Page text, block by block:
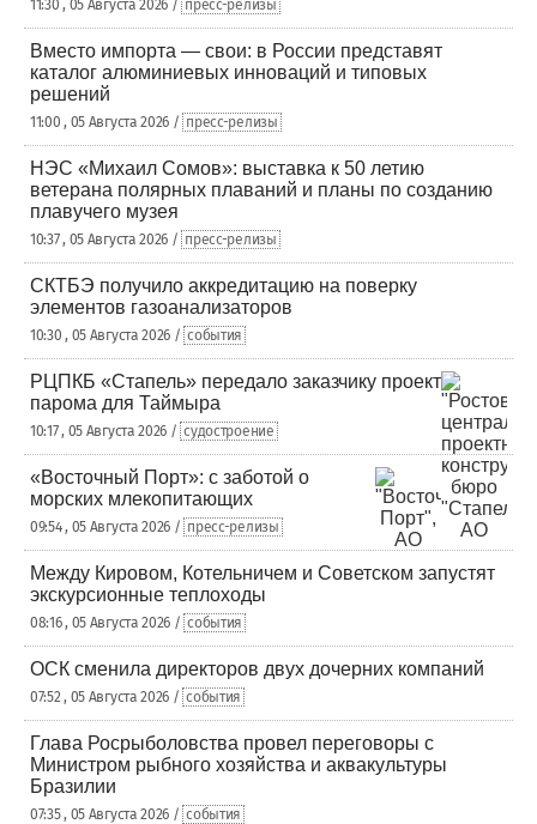
11:30 , 05 Августа 2026 / пресс-релизы
Вместо импорта — свои: в России представят
каталог алюминиевых инноваций и типовых
решений
11:00 , 05 Августа 2026 / пресс-релизы
НЭС «Михаил Сомов»: выставка к 50 летию
ветерана полярных плаваний и планы по созданию
плавучего музея
10:37 , 05 Августа 2026 / пресс-релизы
СКТБЭ получило аккредитацию на поверку
элементов газоанализаторов
10:30 , 05 Августа 2026 / события
РЦПКБ «Стапель» передало заказчику проект
парома для Таймыра
10:17 , 05 Августа 2026 / судостроение
«Восточный Порт»: с заботой о
морских млекопитающих
09:54 , 05 Августа 2026 / пресс-релизы
Между Кировом, Котельничем и Советском запустят
экскурсионные теплоходы
08:16 , 05 Августа 2026 / события
ОСК сменила директоров двух дочерних компаний
07:52 , 05 Августа 2026 / события
Глава Росрыболовства провел переговоры с
Министром рыбного хозяйства и аквакультуры
Бразилии
07:35 , 05 Августа 2026 / события